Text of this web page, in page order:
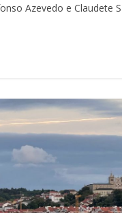
Azevedo e Claudete